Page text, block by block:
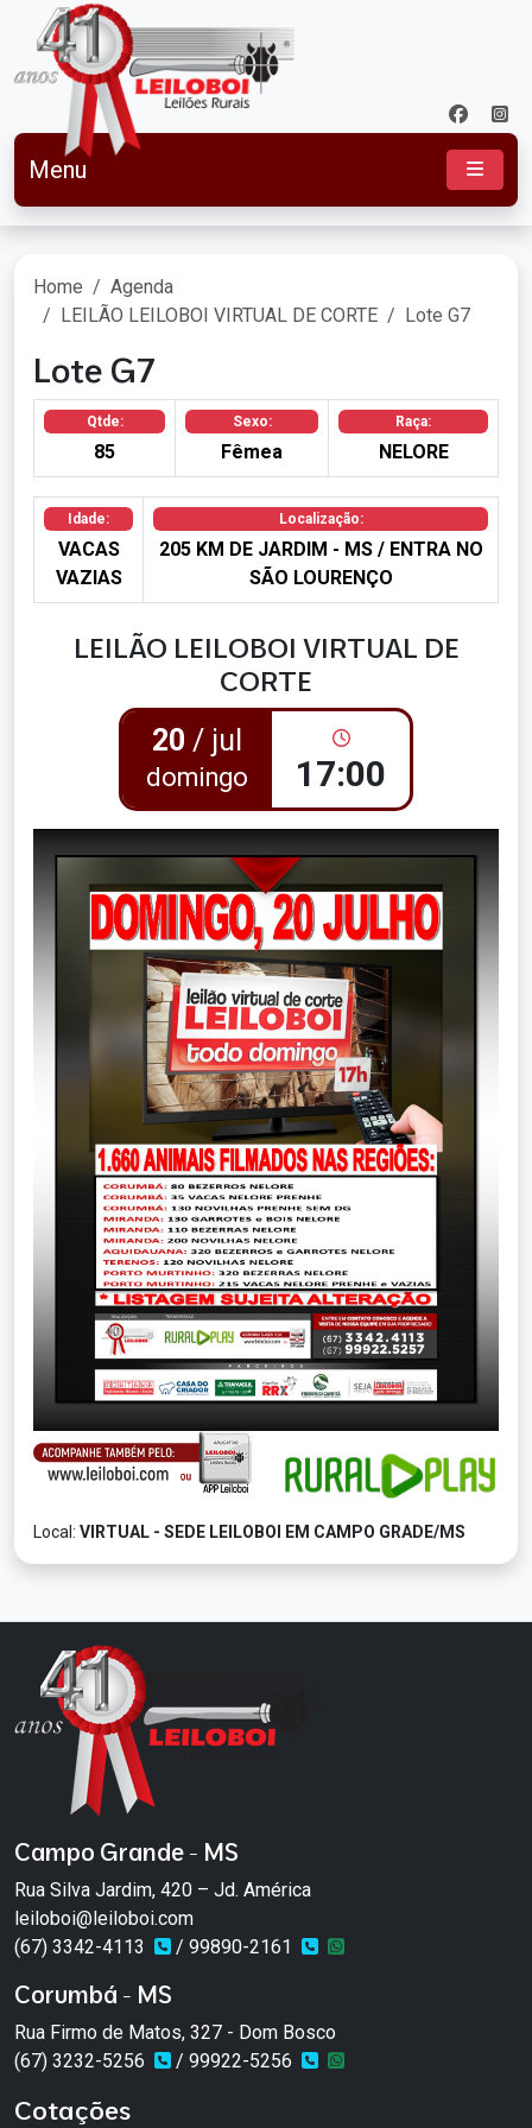
Menu
Home
Agenda
LEILÃO LEILOBOI VIRTUAL DE CORTE
Lote G7
Lote G7
Qtde:
85
Sexo:
Fêmea
Raça:
NELORE
Idade:
VACAS
VAZIAS
Localização:
205 KM DE JARDIM - MS / ENTRA NO
SÃO LOURENÇO
LEILÃO LEILOBOI VIRTUAL DE
CORTE
20 / jul
domingo 17:00
Local: VIRTUAL - SEDE LEILOBOI EM CAMPO GRADE/MS
Campo Grande - MS
Rua Silva Jardim, 420 – Jd. América
leiloboi@leiloboi.com
(67) 3342-4113
/ 99890-2161
Corumbá - MS
Rua Firmo de Matos, 327 - Dom Bosco
(67) 3232-5256
/ 99922-5256
Cotações